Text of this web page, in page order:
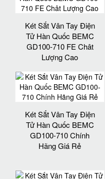
Két Sắt Vân Tay Điện
Tử Hàn Quốc BEMC
GD100-710 FE Chât
Lượng Cao
Két Sắt Vân Tay Điện
Tử Hàn Quốc BEMC
GD100-710 Chính
Hãng Giá Rẻ